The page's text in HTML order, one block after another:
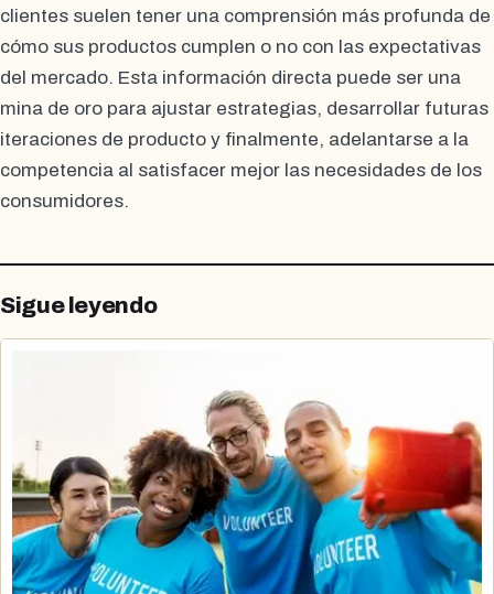
clientes suelen tener una comprensión más profunda de
cómo sus productos cumplen o no con las expectativas
del mercado. Esta información directa puede ser una
mina de oro para ajustar estrategias, desarrollar futuras
iteraciones de producto y finalmente, adelantarse a la
competencia al satisfacer mejor las necesidades de los
consumidores.
Sigue leyendo